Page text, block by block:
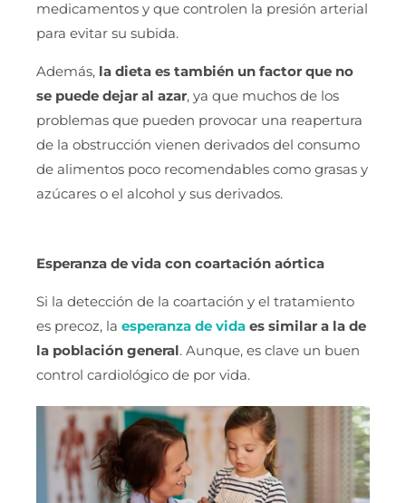
medicamentos y que controlen la presión arterial
para evitar su subida.
Además, la dieta es también un factor que no
se puede dejar al azar, ya que muchos de los
problemas que pueden provocar una reapertura
de la obstrucción vienen derivados del consumo
de alimentos poco recomendables como grasas y
azúcares o el alcohol y sus derivados.
Esperanza de vida con coartación aórtica
Si la detección de la coartación y el tratamiento
es precoz, la esperanza de vida es similar a la de
la población general. Aunque, es clave un buen
control cardiológico de por vida.